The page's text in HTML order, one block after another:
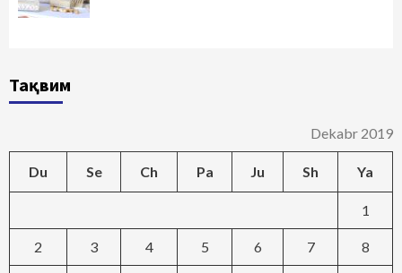
Тақвим
Dekabr 2019
Du Se Ch Pa Ju Sh Ya
1
2 3 4 5 6 7 8